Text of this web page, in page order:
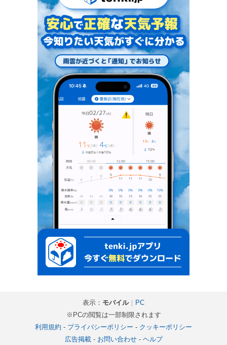
表示： モバイル｜ PC
※PCの閲覧は一部制限されます
利用規約 - プライバシーポリシー - クッキーポリシー
広告掲載- お問い合わせ- ヘルプ